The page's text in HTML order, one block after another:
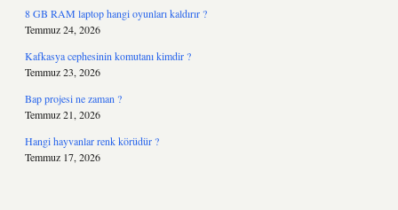
8 GB RAM laptop hangi oyunları kaldırır ?
Temmuz 24, 2026
Kafkasya cephesinin komutanı kimdir ?
Temmuz 23, 2026
Bap projesi ne zaman ?
Temmuz 21, 2026
Hangi hayvanlar renk körüdür ?
Temmuz 17, 2026